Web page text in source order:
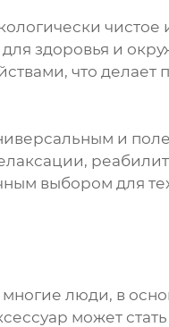
чистое
для здоровья и
что делает
и
выбором для
люди, в
может